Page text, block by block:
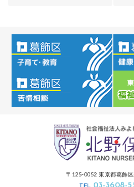
〒125-0052 東京都葛飾
03-3608-